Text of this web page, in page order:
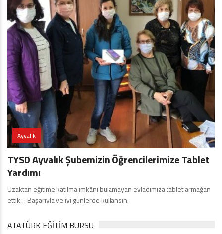
Ayvalık
TYSD Ayvalık Şubemizin Öğrencilerimize Tablet
Yardımı
Uzaktan eğitime katılma imkânı bulamayan evladımıza tablet armağan
ettik… Başarıyla ve iyi günlerde kullansın.
ATATÜRK EĞITIM BURSU